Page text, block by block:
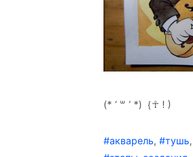
(* ‘ ꒳ ’ *)｛☥ ! )
#акварель, #тушь,